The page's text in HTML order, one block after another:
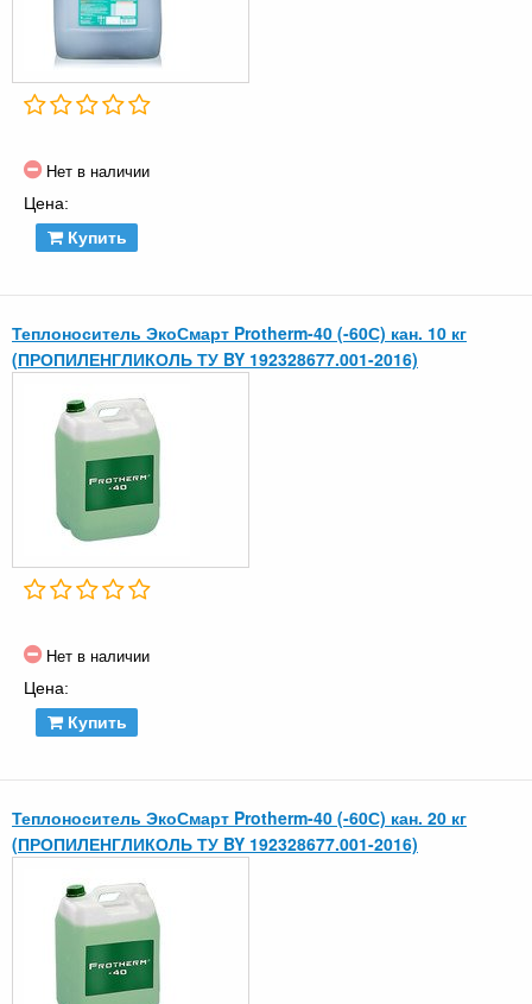
Нет в наличии
Цена:
Купить
Теплоноситель ЭкоСмарт Protherm-40 (-60С) кан. 10 кг
(ПРОПИЛЕНГЛИКОЛЬ ТУ BY 192328677.001-2016)
Нет в наличии
Цена:
Купить
Теплоноситель ЭкоСмарт Protherm-40 (-60С) кан. 20 кг
(ПРОПИЛЕНГЛИКОЛЬ ТУ BY 192328677.001-2016)